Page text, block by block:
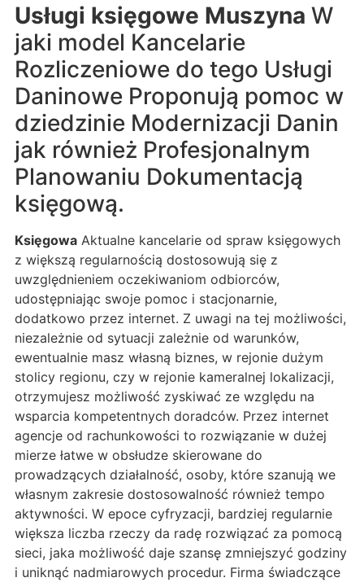
Usługi księgowe Muszyna W
jaki model Kancelarie
Rozliczeniowe do tego Usługi
Daninowe Proponują pomoc w
dziedzinie Modernizacji Danin
jak również Profesjonalnym
Planowaniu Dokumentacją
księgową.
Księgowa Aktualne kancelarie od spraw księgowych
z większą regularnością dostosowują się z
uwzględnieniem oczekiwaniom odbiorców,
udostępniając swoje pomoc i stacjonarnie,
dodatkowo przez internet. Z uwagi na tej możliwości,
niezależnie od sytuacji zależnie od warunków,
ewentualnie masz własną biznes, w rejonie dużym
stolicy regionu, czy w rejonie kameralnej lokalizacji,
otrzymujesz możliwość zyskiwać ze względu na
wsparcia kompetentnych doradców. Przez internet
agencje od rachunkowości to rozwiązanie w dużej
mierze łatwe w obsłudze skierowane do
prowadzących działalność, osoby, które szanują we
własnym zakresie dostosowalność również tempo
aktywności. W epoce cyfryzacji, bardziej regularnie
większa liczba rzeczy da radę rozwiązać za pomocą
sieci, jaka możliwość daje szansę zmniejszyć godziny
i uniknąć nadmiarowych procedur. Firma świadczące